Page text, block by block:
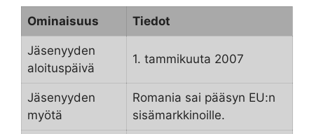
Ominaisuus Tiedot
Jäsenyyden
aloituspäivä
1. tammikuuta 2007
Jäsenyyden
myötä
Romania sai pääsyn EU:n
sisämarkkinoille.